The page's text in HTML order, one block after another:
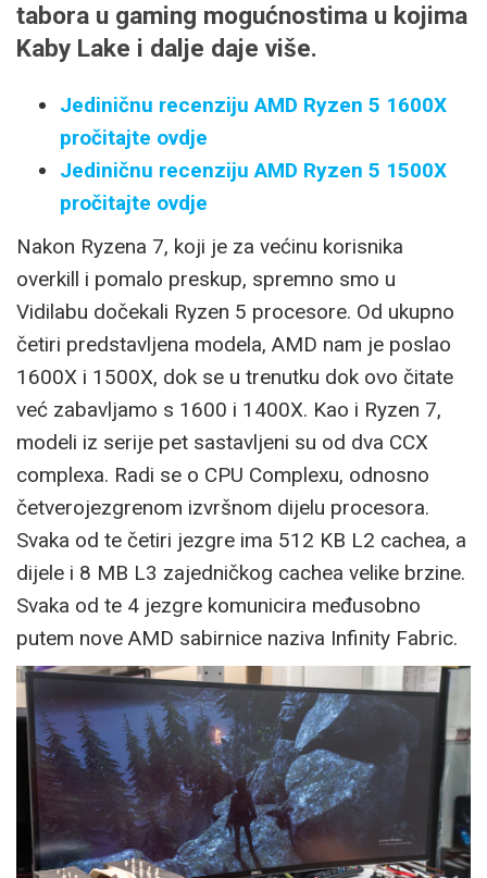
tabora u gaming mogućnostima u kojima
Kaby Lake i dalje daje više.
Jediničnu recenziju AMD Ryzen 5 1600X
pročitajte ovdje
Jediničnu recenziju AMD Ryzen 5 1500X
pročitajte ovdje
Nakon Ryzena 7, koji je za većinu korisnika
overkill i pomalo preskup, spremno smo u
Vidilabu dočekali Ryzen 5 procesore. Od ukupno
četiri predstavljena modela, AMD nam je poslao
1600X i 1500X, dok se u trenutku dok ovo čitate
već zabavljamo s 1600 i 1400X. Kao i Ryzen 7,
modeli iz serije pet sastavljeni su od dva CCX
complexa. Radi se o CPU Complexu, odnosno
četverojezgrenom izvršnom dijelu procesora.
Svaka od te četiri jezgre ima 512 KB L2 cachea, a
dijele i 8 MB L3 zajedničkog cachea velike brzine.
Svaka od te 4 jezgre komunicira međusobno
putem nove AMD sabirnice naziva Infinity Fabric.